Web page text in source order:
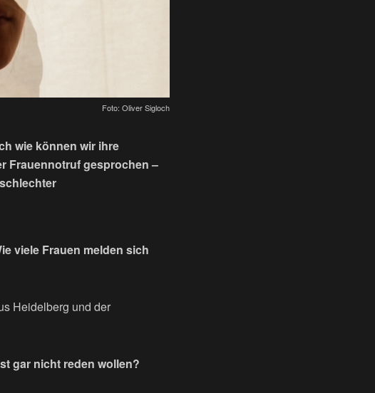
Foto: Oliver Sigloch
wie können wir ihre
Frauennotruf gesprochen –
viele Frauen melden sich
Heidelberg und der
gar nicht reden wollen?